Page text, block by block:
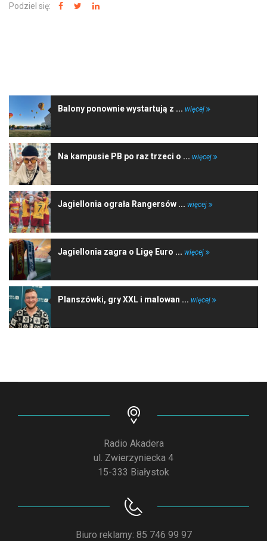
Podziel się:
Balony ponownie wystartują z ... więcej
Na kampusie PB po raz trzeci o ... więcej
Jagiellonia ograła Rangersów ... więcej
Jagiellonia zagra o Ligę Euro ... więcej
Planszówki, gry XXL i malowan ... więcej
Radio Akadera
ul. Zwierzyniecka 4
15-333 Białystok
Biuro reklamy: 85 746 99 97